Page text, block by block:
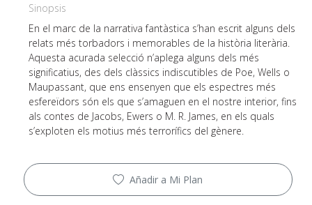
Sinopsis
En el marc de la narrativa fantàstica s’han escrit alguns dels
relats més torbadors i memorables de la història literària.
Aquesta acurada selecció n’aplega alguns dels més
significatius, des dels clàssics indiscutibles de Poe, Wells o
Maupassant, que ens ensenyen que els espectres més
esfereïdors són els que s’amaguen en el nostre interior, fins
als contes de Jacobs, Ewers o M. R. James, en els quals
s’exploten els motius més terrorífics del gènere.
Añadir a Mi Plan